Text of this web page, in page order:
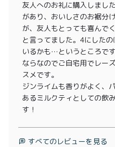
友人へのお礼に購入しまし
があり、おいしさのお裾分
が、友人もとっても喜んで
と言ってました。4にした
いるかも…というところで
ならなのでご自宅用でレー
スメです。
ジンライムも香りがよく、
あるミルクティとしての飲
す！
すべてのレビューを見る